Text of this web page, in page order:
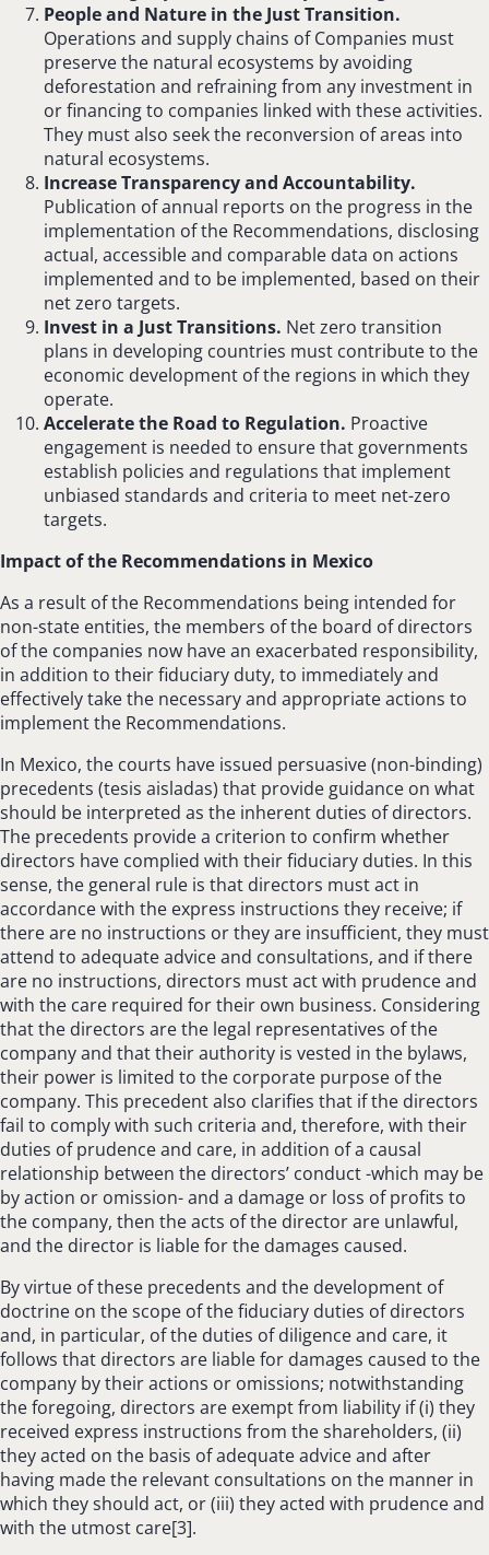
People and Nature in the Just Transition.
Operations and supply chains of Companies must
preserve the natural ecosystems by avoiding
deforestation and refraining from any investment in
or financing to companies linked with these activities.
They must also seek the reconversion of areas into
natural ecosystems.
Increase Transparency and Accountability.
Publication of annual reports on the progress in the
implementation of the Recommendations, disclosing
actual, accessible and comparable data on actions
implemented and to be implemented, based on their
net zero targets.
Invest in a Just Transitions. Net zero transition
plans in developing countries must contribute to the
economic development of the regions in which they
operate.
Accelerate the Road to Regulation. Proactive
engagement is needed to ensure that governments
establish policies and regulations that implement
unbiased standards and criteria to meet net-zero
targets.
Impact of the Recommendations in Mexico
As a result of the Recommendations being intended for
non-state entities, the members of the board of directors
of the companies now have an exacerbated responsibility,
in addition to their fiduciary duty, to immediately and
effectively take the necessary and appropriate actions to
implement the Recommendations.
In Mexico, the courts have issued persuasive (non-binding)
precedents (tesis aisladas) that provide guidance on what
should be interpreted as the inherent duties of directors.
The precedents provide a criterion to confirm whether
directors have complied with their fiduciary duties. In this
sense, the general rule is that directors must act in
accordance with the express instructions they receive; if
there are no instructions or they are insufficient, they must
attend to adequate advice and consultations, and if there
are no instructions, directors must act with prudence and
with the care required for their own business. Considering
that the directors are the legal representatives of the
company and that their authority is vested in the bylaws,
their power is limited to the corporate purpose of the
company. This precedent also clarifies that if the directors
fail to comply with such criteria and, therefore, with their
duties of prudence and care, in addition of a causal
relationship between the directors’ conduct -which may be
by action or omission- and a damage or loss of profits to
the company, then the acts of the director are unlawful,
and the director is liable for the damages caused.
By virtue of these precedents and the development of
doctrine on the scope of the fiduciary duties of directors
and, in particular, of the duties of diligence and care, it
follows that directors are liable for damages caused to the
company by their actions or omissions; notwithstanding
the foregoing, directors are exempt from liability if (i) they
received express instructions from the shareholders, (ii)
they acted on the basis of adequate advice and after
having made the relevant consultations on the manner in
which they should act, or (iii) they acted with prudence and
with the utmost care[3].